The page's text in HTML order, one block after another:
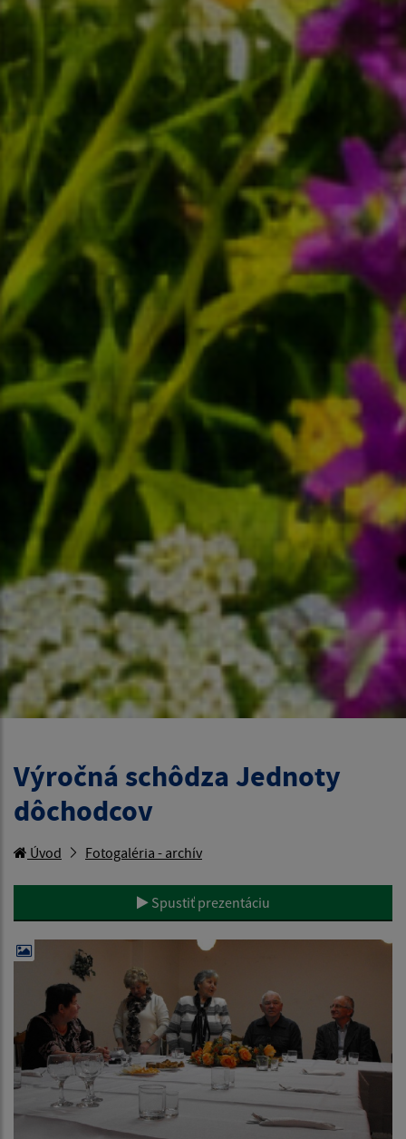
Výročná schôdza Jednoty
dôchodcov
Úvod Fotogaléria - archív
Spustiť prezentáciu